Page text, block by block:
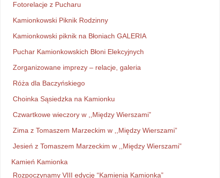
Fotorelacje z Pucharu
Kamionkowski Piknik Rodzinny
Kamionkowski piknik na Błoniach GALERIA
Puchar Kamionkowskich Błoni Elekcyjnych
Zorganizowane imprezy – relacje, galeria
Róża dla Baczyńskiego
Choinka Sąsiedzka na Kamionku
Czwartkowe wieczory w ,,Między Wierszami”
Zima z Tomaszem Marzeckim w ,,Między Wierszami”
Jesień z Tomaszem Marzeckim w ,,Między Wierszami”
Kamień Kamionka
Rozpoczynamy VIII edycję “Kamienia Kamionka”